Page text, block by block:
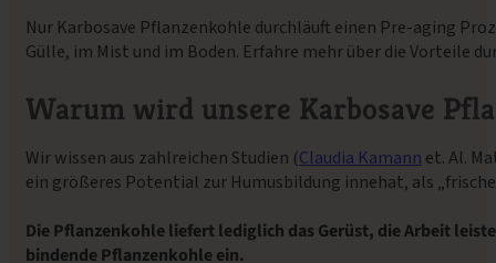
Nur Karbosave Pflanzenkohle durchläuft einen Pre-aging
Gülle, im Mist und im Boden. Erfahre mehr über die Vorteile
Warum wird unsere Karbosave
Wir wissen aus zahlreichen Studien (Claudia Kamann et. Al.
ein größeres Potential zur Humusbildung innehat, als
Die Pflanzenkohle liefert lediglich das Gerüst, die Arbeit
bindende Pflanzenkohle ein.